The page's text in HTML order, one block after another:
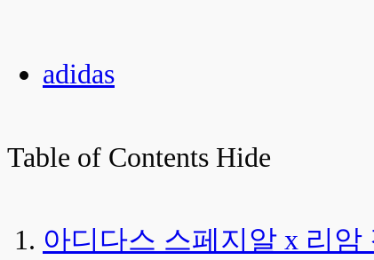
adidas
Table of Contents Hide
아디다스 스페지알 x 리암